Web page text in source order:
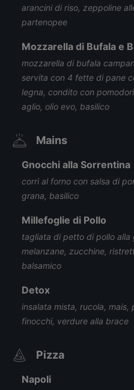
arancini di riso, zeppoline
partenopee
Mozzarella di Bufala e
mozzarella di bufala
servita con 4 fette di pane
legna, condito con
aglio, olio evo, basilico
Mains
Gnocchi alla Sorrentina
corri al forno con salsa di
grana, basilico
Millefoglie di Pollo
tagliata di petto di pollo alla
melanzane, zucchine,
balsamico
Detox
insalata mista, rucola, mais,
finocchi, verdure alla brace
Pizza
Napoli